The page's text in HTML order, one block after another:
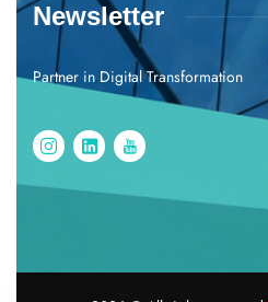
Newsletter
Partner in Digital Transformation